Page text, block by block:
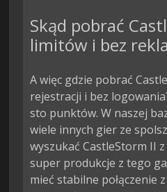
Skąd pobrać
limitów i bez
A więc gdzie pobrać
rejestracji i bez
sto punktów. W naszej
wiele innych gier ze
wyszukać CastleStorm II
super produkcje z tego
mieć stabilne połączenie